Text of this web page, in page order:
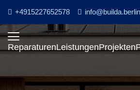
+4915227652578 info@builda.berlin
ReparaturenLeistungenProjekten